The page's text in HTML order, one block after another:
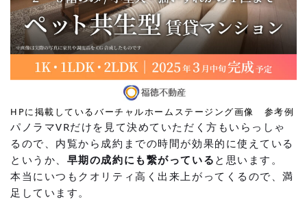
HPに掲載しているバーチャルホームステージング画像 参考例
パノラマVRだけを見て決めていただく方もいらっしゃ
るので、内覧から成約までの時間が効果的に使えている
というか、 早期の成約にも繋がっている と思います。
本当にいつもクオリティ高く出来上がってくるので、満
足しています。